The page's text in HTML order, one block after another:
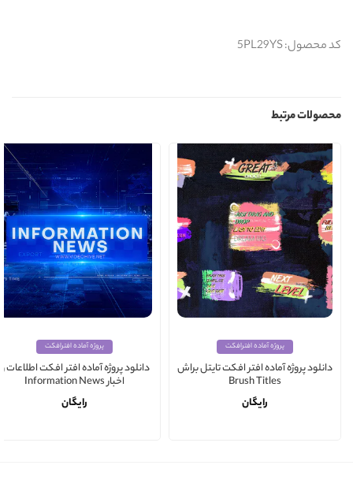
کد محصول: 5PL29YS
محصولات مرتبط
پروژه آماده افترافکت
دانلود پروژه آماده افتر افکت تایتل براش
Brush Titles
رایگان
پروژه آماده افترافکت
دانلود پروژه آماده افتر افکت اطلاعات و
اخبار Information News
رایگان